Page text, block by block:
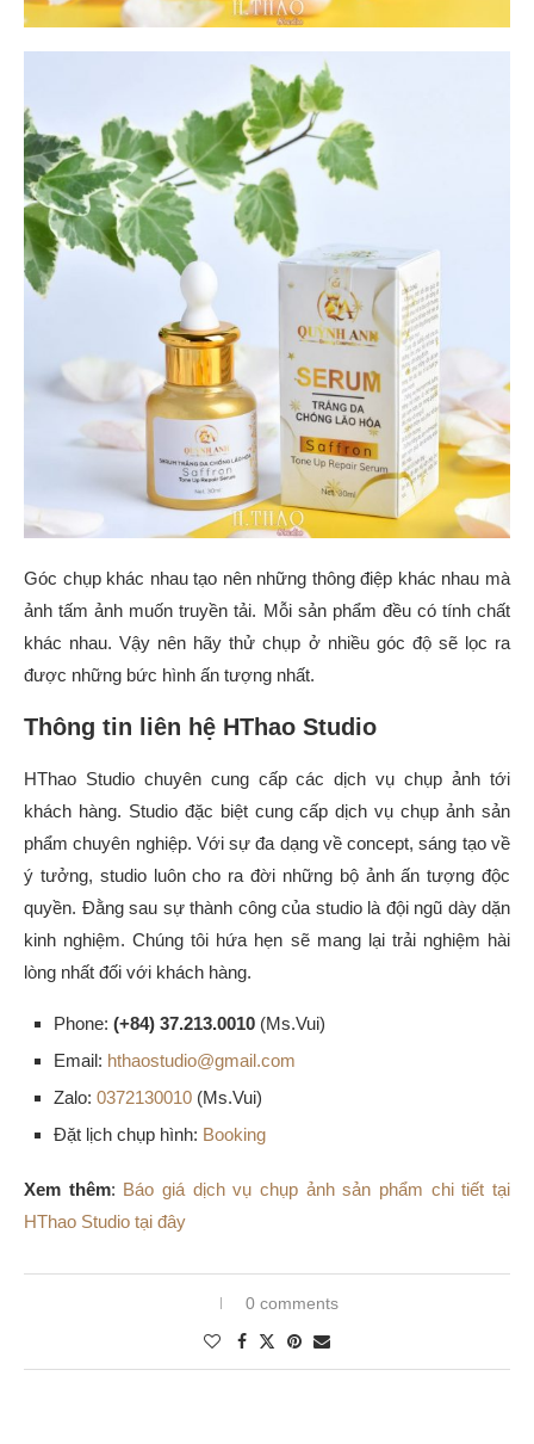
Góc chụp khác nhau tạo nên những thông điệp khác nhau mà
ảnh tấm ảnh muốn truyền tải. Mỗi sản phẩm đều có tính chất
khác nhau. Vậy nên hãy thử chụp ở nhiều góc độ sẽ lọc ra
được những bức hình ấn tượng nhất.
Thông tin liên hệ HThao Studio
HThao Studio chuyên cung cấp các dịch vụ chụp ảnh tới
khách hàng. Studio đặc biệt cung cấp dịch vụ chụp ảnh sản
phẩm chuyên nghiệp. Với sự đa dạng về concept, sáng tạo về
ý tưởng, studio luôn cho ra đời những bộ ảnh ấn tượng độc
quyền. Đằng sau sự thành công của studio là đội ngũ dày dặn
kinh nghiệm. Chúng tôi hứa hẹn sẽ mang lại trải nghiệm hài
lòng nhất đối với khách hàng.
Phone: (+84) 37.213.0010 (Ms.Vui)
Email: hthaostudio@gmail.com
Zalo: 0372130010 (Ms.Vui)
Đặt lịch chụp hình: Booking
Xem thêm: Báo giá dịch vụ chụp ảnh sản phẩm chi tiết tại
HThao Studio tại đây
0 comments